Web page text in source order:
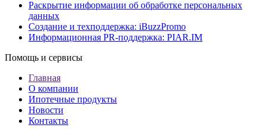
Раскрытие информации об обработке персональных
данных
Создание и техподдержка: iBuzzPromo
Информационная PR-поддержка: PIAR.IM
Помощь и сервисы
Главная
О компании
Ипотечные продукты
Новости
Контакты